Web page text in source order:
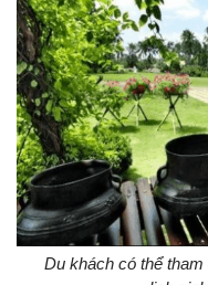
Du khách có thể